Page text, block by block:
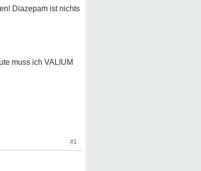
Diazepam ist nichts
muss ich VALIUM
#1